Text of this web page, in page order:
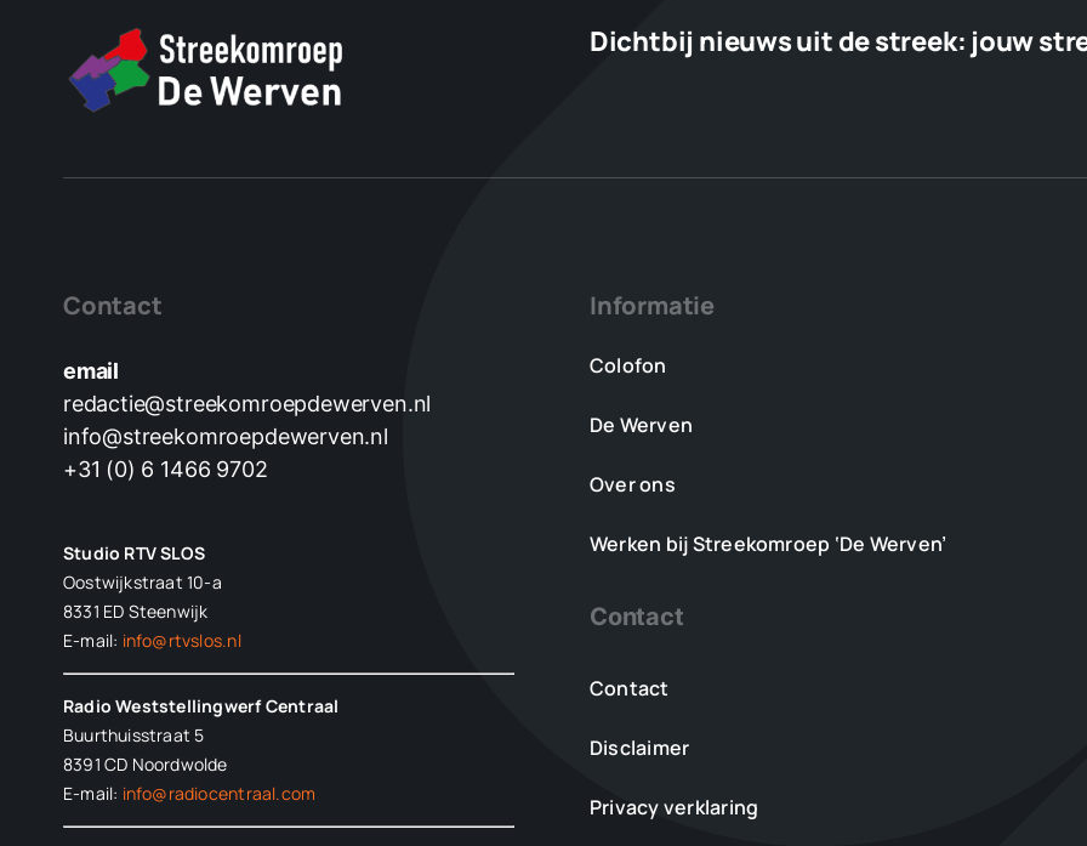
Dichtbij nieuws uit de streek: jouw
Contact
email
redactie@streekomroepdewerven.nl
info@streekomroepdewerven.nl
+31 (0) 6 1466 9702
Studio RTV SLOS
Oostwijkstraat 10-a
8331 ED Steenwijk
E-mail: info@rtvslos.nl
Radio Weststellingwerf Centraal
Buurthuisstraat 5
8391 CD Noordwolde
E-mail: info@radiocentraal.com
Informatie
Colofon
De Werven
Over ons
Werken bij Streekomroep ‘De Werven’
Contact
Contact
Disclaimer
Privacy verklaring